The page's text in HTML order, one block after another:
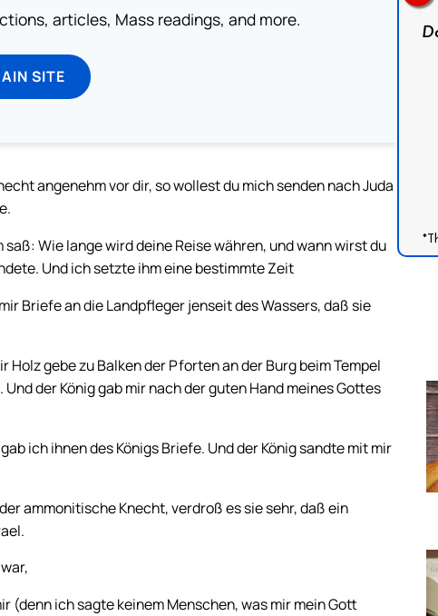
articles, Mass readings, and more.
SITE
angenehm vor dir, so wollest du mich senden nach Juda
Wie lange wird deine Reise währen, und wann wirst du
Und ich setzte ihm eine bestimmte Zeit
Briefe an die Landpfleger jenseit des Wassers, daß sie
gebe zu Balken der Pforten an der Burg beim Tempel
der König gab mir nach der guten Hand meines Gottes
ich ihnen des Königs Briefe. Und der König sandte mit mir
ammonitische Knecht, verdroß es sie sehr, daß ein
(denn ich sagte keinem Menschen, was mir mein Gott